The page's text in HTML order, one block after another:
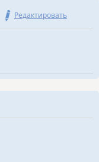
Редактировать